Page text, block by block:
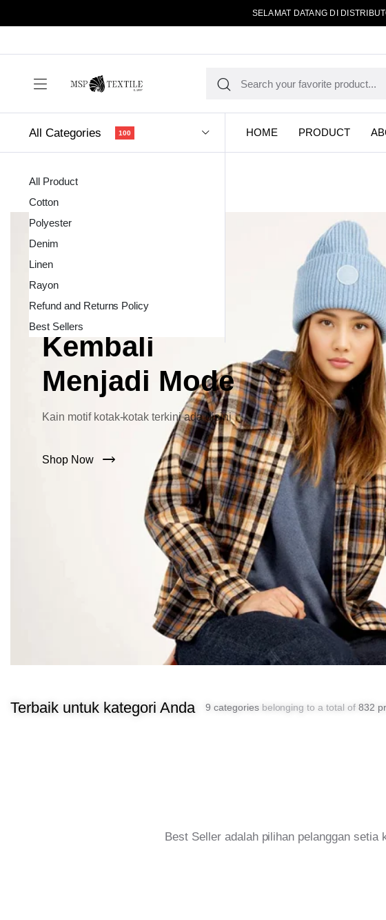
SELAMAT DATANG DI
All Categories 100
All Product
Cotton
Polyester
Denim
Linen
Rayon
Refund and Returns Policy
Best Sellers
HOME PRODUCT
Kain Pola
Lebar Kini
Kembali
Menjadi Mode
Kain motif kotak-kotak terkini ada disini
Shop Now
Terbaik untuk kategori Anda 9 categoriesbelonging to a total of 832
Best Seller adalah pilihan pelanggan